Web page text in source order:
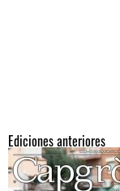
Ediciones anteriores